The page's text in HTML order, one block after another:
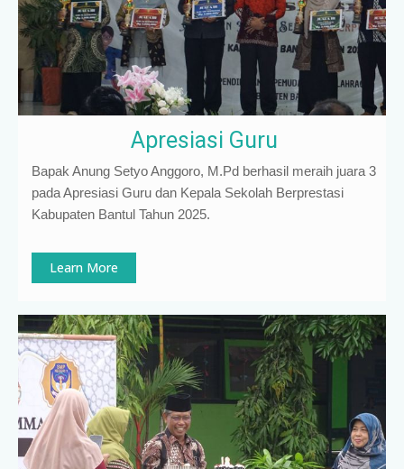
Apresiasi Guru
Bapak Anung Setyo Anggoro, M.Pd berhasil meraih juara 3
pada Apresiasi Guru dan Kepala Sekolah Berprestasi
Kabupaten Bantul Tahun 2025.
Learn More